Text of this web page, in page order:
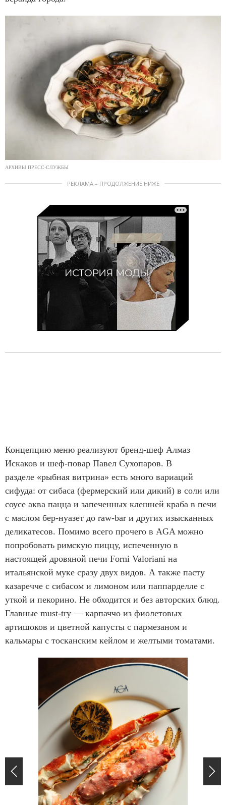
АРХИВЫ ПРЕСС-СЛУЖБЫ
РЕКЛАМА – ПРОДОЛЖЕНИЕ НИЖЕ
Концепцию меню реализуют бренд-шеф Алмаз
Искаков и шеф-повар Павел Сухопаров. В
разделе «рыбная витрина» есть много вариаций
сифуда: от сибаса (фермерский или дикий) в соли или
соусе аква пацца и запеченных клешней краба в печи
с маслом бер-нуазет до raw-bar и других изысканных
деликатесов. Помимо всего прочего в AGA можно
попробовать римскую пиццу, испеченную в
настоящей дровяной печи Forni Valoriani на
итальянской муке сразу двух видов. А также пасту
казаречче с сибасом и лимоном или паппарделле с
уткой и пекорино. Не обходится и без авторских блюд.
Главные must-try — карпаччо из фиолетовых
артишоков и цветной капусты с пармезаном и
кальмары с тосканским кейлом и желтыми томатами.